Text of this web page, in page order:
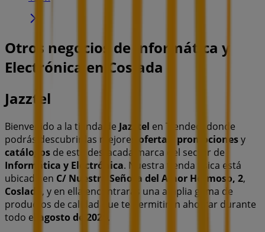
Otros negocios de Informática y
Electrónica en Coslada
Jazztel
Bienvenido a la tienda de Jazztel en Tiendeo, donde
podrás descubrir las mejores
ofertas promocionesy
catálogos de esta destacada marca del sector de
Informática y Electrónica. Nuestra tienda física está
ubicada en C/ Nuestra Señora del Amor Hermoso, 2,
Coslada , y en ella encontrarás una amplia gama de
productos de calidad que te permitirán ahorrar durante
todo el
agosto de 2026 .